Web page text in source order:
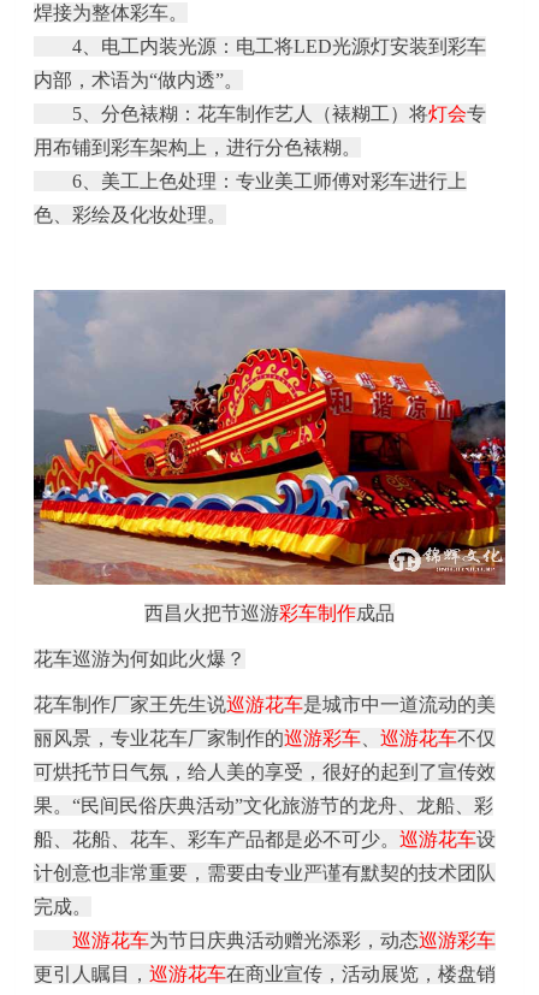
焊接为整体彩车。
4、电工内装光源：电工将LED光源灯安装到彩车
内部，术语为“做内透”。
5、分色裱糊：花车制作艺人
（裱糊工）将灯会专
用布铺到彩车架构上，进行分色裱糊。
6、美工上色处理：专业美工师傅对彩车进行上
色、彩绘及化妆处理。
西昌火把节巡游彩车制作成品
花车巡游为何如此火爆？
花车制作厂家王先生说巡游花车是城市中一道流动的美
丽风景，专业花车厂家制作的巡游彩车 、巡游花车不仅
可烘托节日气氛，给人美的享受，很好的起到了宣传效
果。“民间民俗庆典活动”文化旅游节的龙舟、龙船、彩
船、花船、花车、彩车产品都是必不可少。巡游花车设
计创意也非常重要，需要由专业严谨有默契的技术团队
完成。
巡游花车为节日庆典活动赠光添彩，动态巡游彩车
更引人瞩目，巡游花车在商业宣传，活动展览，楼盘销